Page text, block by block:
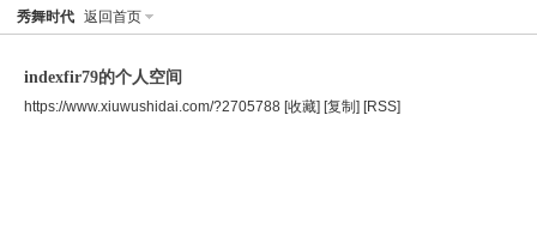
秀舞时代 返回首页
indexfir79的个人空间
https://www.xiuwushidai.com/?2705788 [收藏] [复制] [RSS]